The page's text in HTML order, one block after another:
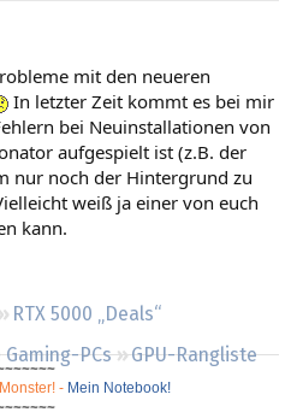
RTX 5000 „Deals“
PCs
GPU-Rangliste
mit den neueren
In letzter Zeit kommt es bei mir
bei Neuinstallationen von
aufgespielt ist (z.B. der
nur noch der Hintergrund zu
weiß ja einer von euch
kann.
- Mein Notebook!